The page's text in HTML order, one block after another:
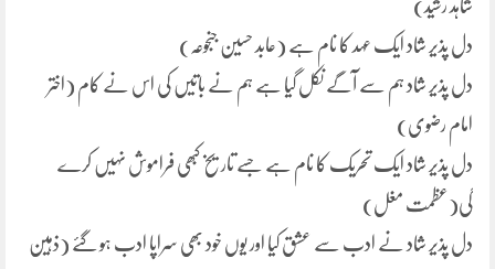
شاہد رشید)
دل پذیر شاد ایک عہد کا نام ہے (عابد حسین جنجوعہ)
دل پذیر شاد ہم سے آگے نکل گیا ہے ہم نے باتیں کی اس نے کام (اختر
امام رضوی)
دل پذیر شاد ایک تحریک کا نام ہے جسے تاریخ کبھی فراموش نہیں کرے
گی(عظمت مغل)
دل پذیر شاد نے ادب سے عشق کیا اور یوں خود بھی سراپا ادب ہو گئے (ذہین